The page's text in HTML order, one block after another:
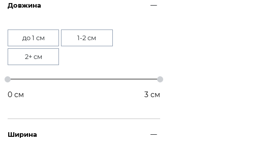
Довжина
до 1 см 1-2 см
2+ см
0 см 3 см
Ширина